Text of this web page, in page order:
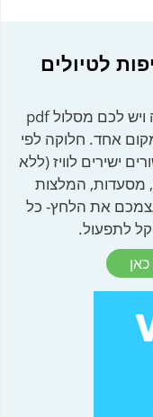
לטיולים
תדמיינו לכם- אתם מטיילים באיטליה ויש לכם מסלול pdf
אחד. חלוקה לפי
ישירים לוויז (ללא
מסעדות, המלצות
את הלחץ- כל